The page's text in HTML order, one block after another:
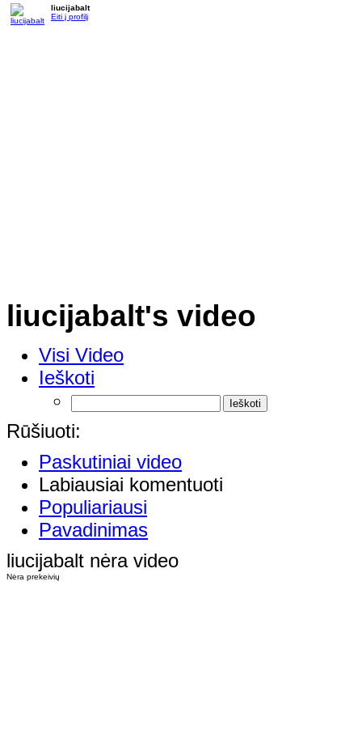
liucijabalt
Eiti į profilį
liucijabalt's video
Visi Video
Ieškoti
Rūšiuoti:
Paskutiniai video
Labiausiai komentuoti
Populiariausi
Pavadinimas
liucijabalt nėra video
Nėra prekeivių